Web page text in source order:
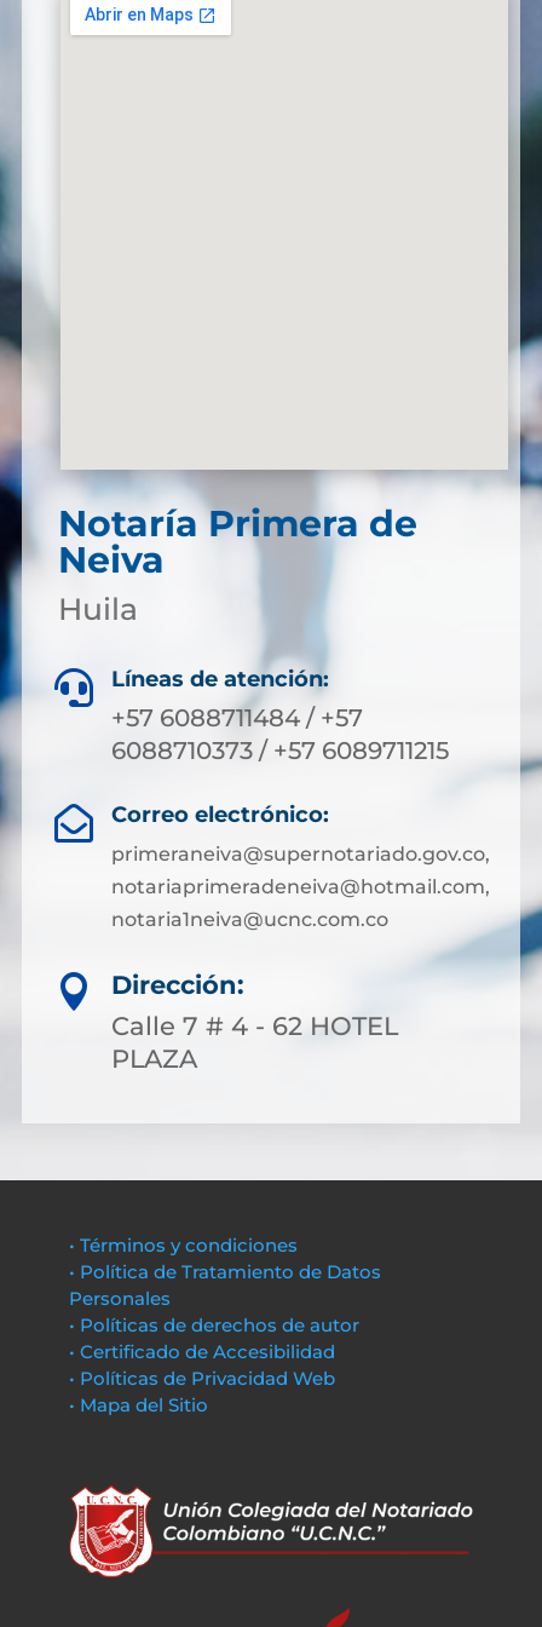
Notaría Primera de
Neiva
Huila
 Líneas de atención:
+57 6088711484 / +57
6088710373 / +57 6089711215
 Correo electrónico:
primeraneiva@supernotariado.gov.co,
notariaprimeradeneiva@hotmail.com,
notaria1neiva@ucnc.com.co

Dirección:
Calle 7 # 4 - 62 HOTEL
PLAZA
• Términos y condiciones
• Política de Tratamiento de Datos
Personales
• Políticas de derechos de autor
• Certificado de Accesibilidad
• Políticas de Privacidad Web
• Mapa del Sitio